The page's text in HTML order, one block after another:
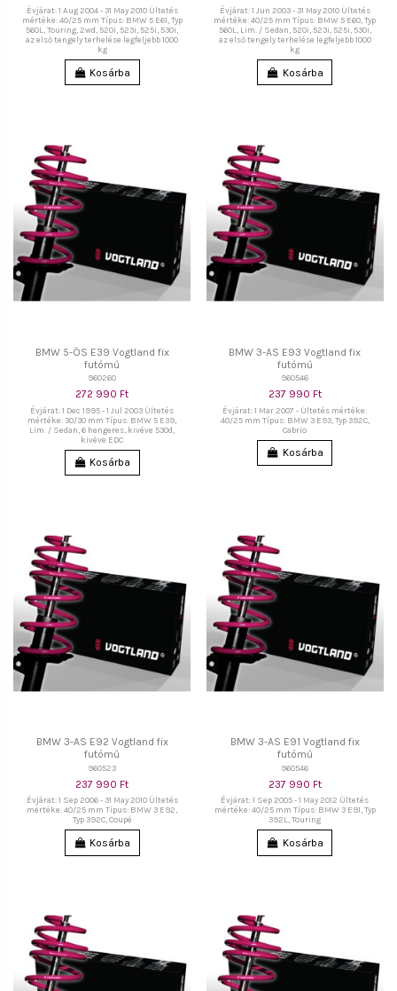
Évjárat: 1 Aug 2004 - 31 May 2010 Ültetés
mértéke: 40/25 mm Típus: BMW 5 E61, Typ
560L, Touring, 2wd, 520i, 523i, 525i, 530i,
az első tengely terhelése legfeljebb 1000
kg
Kosárba
Évjárat: 1 Jun 2003 - 31 May 2010 Ültetés
mértéke: 40/25 mm Típus: BMW 5 E60, Typ
560L, Lim. / Sedan, 520i, 523i, 525i, 530i,
az első tengely terhelése legfeljebb 1000
kg
Kosárba
BMW 5-ÖS E39 Vogtland fix
futómű
960260
272 990 Ft
Évjárat: 1 Dec 1995 - 1 Jul 2003 Ültetés
mértéke: 30/30 mm Típus: BMW 5 E39,
Lim. / Sedan, 6 hengeres, kivéve 530d,
kivéve EDC
Kosárba
BMW 3-AS E93 Vogtland fix
futómű
960546
237 990 Ft
Évjárat: 1 Mar 2007 - Ültetés mértéke:
40/25 mm Típus: BMW 3 E93, Typ 392C,
Cabrio
Kosárba
BMW 3-AS E92 Vogtland fix
futómű
960523
237 990 Ft
Évjárat: 1 Sep 2006 - 31 May 2010 Ültetés
mértéke: 40/25 mm Típus: BMW 3 E92,
Typ 392C, Coupé
Kosárba
BMW 3-AS E91 Vogtland fix
futómű
960546
237 990 Ft
Évjárat: 1 Sep 2005 - 1 May 2012 Ültetés
mértéke: 40/25 mm Típus: BMW 3 E91, Typ
392L, Touring
Kosárba